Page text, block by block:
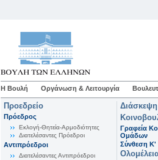
Η Βουλή Οργάνωση & Λειτουργία
Προεδρείο
Πρόεδρος
Εκλογή-Θητεία-Αρμοδιότητες
Διατελέσαντες Πρόεδροι
Αντιπρόεδροι
Διατελέσαντες Αντιπρόεδροι
Γραφεία
Ομάδων
Σύνθεση K'